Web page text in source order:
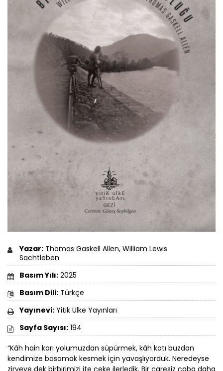
Yazar: Thomas Gaskell Allen, William Lewis
Sachtleben
Basım Yılı: 2025
Basım Dili: Türkçe
Yayınevi: Yitik Ülke Yayınları
Sayfa Sayısı: 194
“Kâh hain karı yolumuzdan süpürmek, kâh katı buzdan
kendimize basamak kesmek için yavaşlıyorduk. Neredeyse